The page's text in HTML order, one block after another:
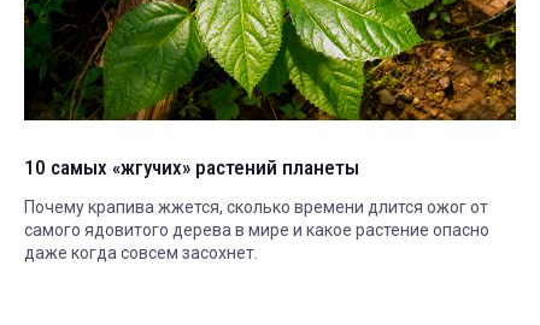
10 самых «жгучих» растений планеты
Почему крапива жжется, сколько времени длится ожог от
самого ядовитого дерева в мире и какое растение опасно
даже когда совсем засохнет.